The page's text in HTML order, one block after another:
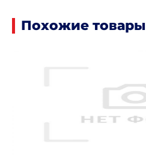
Похожие товары